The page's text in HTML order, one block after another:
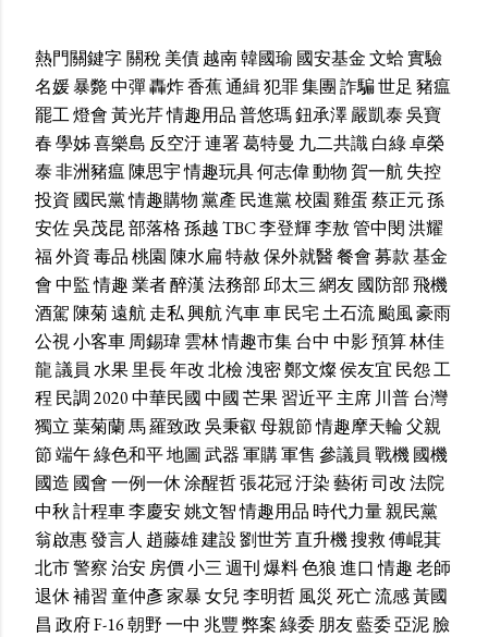
熱門關鍵字關稅美債越南韓國瑜 國安基金文蛤實驗
名媛暴斃中彈轟炸香蕉通緝犯罪集團詐騙世足 豬瘟
罷工燈會黃光芹情趣用品普悠瑪鈕承澤嚴凱泰吳寶
春學姊喜樂島 反空汙連署葛特曼 九二共識白綠卓榮
泰非洲豬瘟陳思宇情趣玩具何志偉動物賀一航失控
投資 國民黨情趣購物黨產 民進黨校園雞蛋蔡正元孫
安佐吳茂昆部落格孫越TBC李登輝李敖管中閔洪耀
福外資毒品桃園陳水扁特赦保外就醫餐會募款基金
會中監情趣業者醉漢法務部邱太三網友國防部飛機
酒駕陳菊遠航走私興航汽車車民宅土石流颱風豪雨
公視小客車周錫瑋雲林情趣市集台中 中影預算林佳
龍議員 水果里長年改北檢洩密鄭文燦侯友宜 民怨工
程 民調2020中華民國中國芒果習近平主席 川普台灣
獨立葉菊蘭馬羅致政吳秉叡母親節情趣摩天輪父親
節端午綠色和平地圖武器軍購軍售 參議員 戰機國機
國造 國會一例一休涂醒哲張花冠汙染藝術司改法院
中秋計程車李慶安姚文智情趣用品 時代力量親民黨
翁啟惠發言人 趙藤雄建設劉世芳直升機搜救傅崐萁
北市警察治安房價小三週刊爆料色狼進口 情趣老師
退休補習童仲彥家暴女兒李明哲風災 死亡流感黃國
昌 政府F-16朝野一中 兆豐弊案綠委朋友藍委亞泥臉